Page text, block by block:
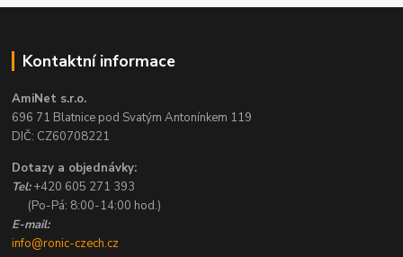
Kontaktní informace
AmiNet s.r.o.
696 71 Blatnice pod Svatým Antonínkem 119
DIČ: CZ60708221
Dotazy a objednávky:
Tel:+420 605 271 393
(Po-Pá: 8:00-14:00 hod.)
E-mail:
info@ronic-czech.cz